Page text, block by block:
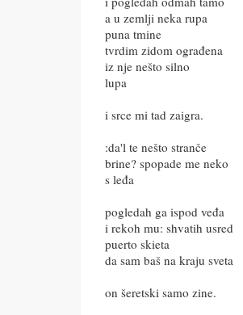
a u zemlji neka rupa
puna tmine
tvrdim zidom ograđena
iz nje nešto silno
lupa
i srce mi tad zaigra.
:da'l te nešto stranče
brine? spopade me neko
s leđa
pogledah ga ispod veđa
i rekoh mu: shvatih usred
puerto skieta
da sam baš na kraju sveta
on šeretski samo zine.